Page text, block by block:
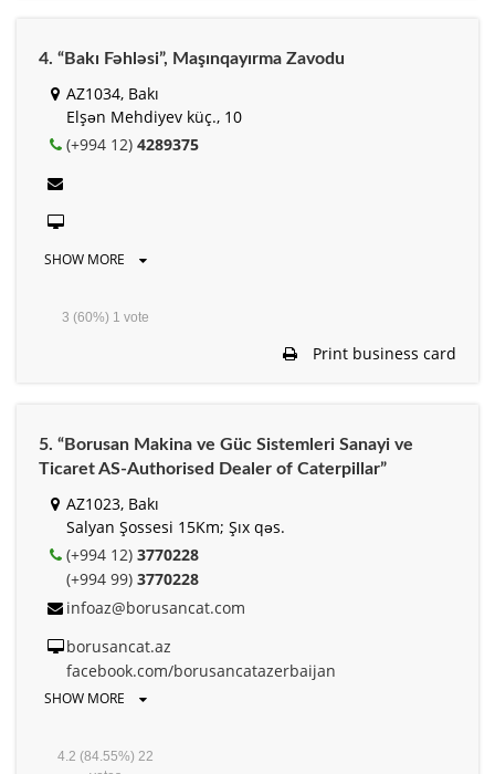
4. “Bakı Fəhləsi”, Maşınqayırma Zavodu
AZ1034, Bakı
Elşən Mehdiyev küç., 10
(+994 12) 4289375
SHOW MORE
3 (60%) 1 vote
Print business card
5. “Borusan Makina ve Güc Sistemleri Sanayi ve
Ticaret AS-Authorised Dealer of Caterpillar”
AZ1023, Bakı
Salyan Şossesi 15Km; Şıx qəs.
(+994 12) 3770228
(+994 99) 3770228
infoaz@borusancat.com
borusancat.az
facebook.com/borusancatazerbaijan
SHOW MORE
4.2 (84.55%) 22